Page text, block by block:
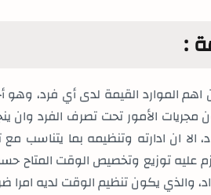
:
الموارد القيمة لدى أي فرد، وهو
مجريات الأمور تحت تصرف الفرد وان
الا ان ادارته وتنظيمه بما يتناسب
عليه توزيع وتخصيص الوقت المتاح
والذي يكون تنظيم الوقت لديه امرا